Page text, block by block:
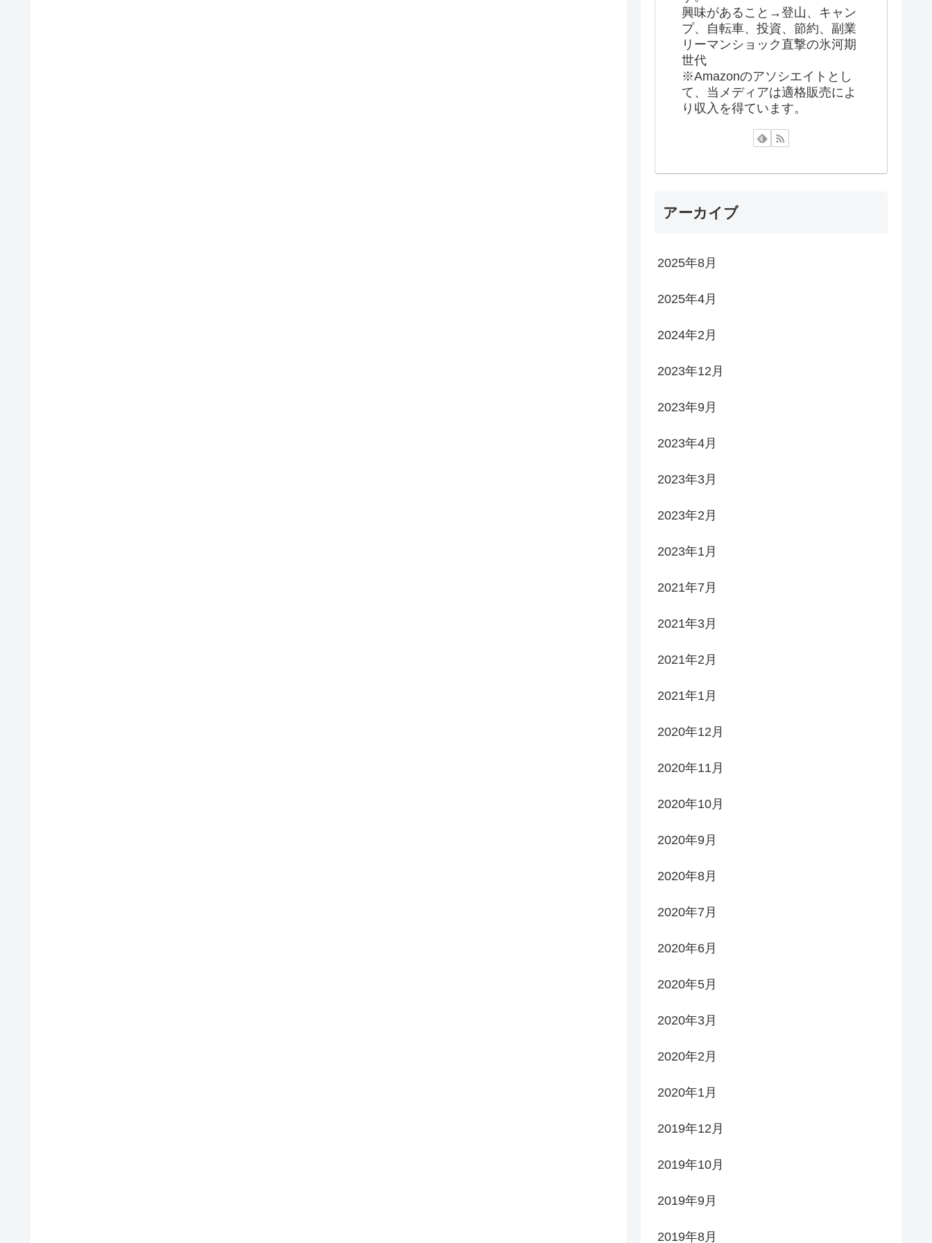
興味があること→登山、キャン
プ、自転車、投資、節約、副業
リーマンショック直撃の氷河期
世代
※Amazonのアソシエイトとし
て、当メディアは適格販売によ
り収入を得ています。
アーカイブ
2025年8月
2025年4月
2024年2月
2023年12月
2023年9月
2023年4月
2023年3月
2023年2月
2023年1月
2021年7月
2021年3月
2021年2月
2021年1月
2020年12月
2020年11月
2020年10月
2020年9月
2020年8月
2020年7月
2020年6月
2020年5月
2020年3月
2020年2月
2020年1月
2019年12月
2019年10月
2019年9月
2019年8月